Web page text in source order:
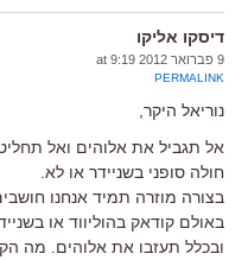
דיסקו אליקו
9 פברואר 2012 at 9:19
PERMALINK
נוריאל היקר,
אל תגביל את אלוהים ואל
חולה סופני בשניידר או לא.
בצורה מוזרה תמיד אנחנו
באולם קודאק בהוליווד או
ובכלל תעזבו את אלוהים. מה